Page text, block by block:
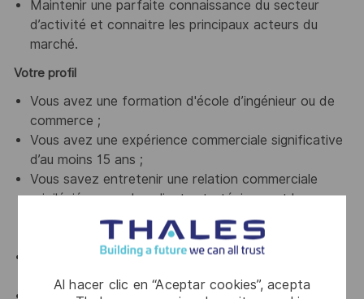
Al hacer clic en “Aceptar cookies”, acepta
Maintenir une parfaite connaissance du secteur
d’activité et connaitre les principaux acteurs du
marché.
Votre profil
Vous avez une formation d'école d’ingénieur ou de
commerce ;
Vous avez une expérience commerciale significative
d’au moins 15 ans ;
Vous savez entretenir une relation commerciale
privilégiée avec des clients stratégiques et leur
garantir un haut niveau de satisfaction, identifier
leurs enjeux et les opportunités ;
Vous avez une capacité à définir la stratégie d’un
secteur ;